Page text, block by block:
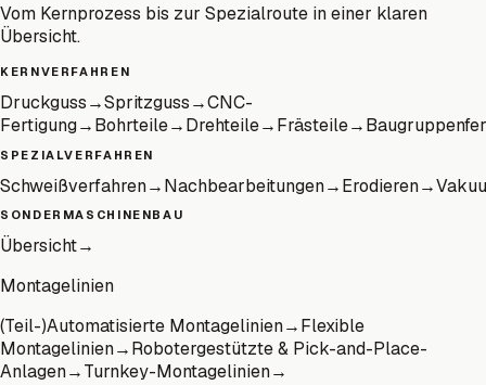
Vom Kernprozess bis zur Spezialroute in einer klaren
Übersicht.
KERNVERFAHREN
Druckguss→Spritzguss→CNC-
Fertigung→Bohrteile→Drehteile→Frästeile→
SPEZIALVERFAHREN
Schweißverfahren→Nachbearbeitungen→Erodieren→
SONDERMASCHINENBAU
Übersicht→
Montagelinien
(Teil-)Automatisierte Montagelinien→Flexible
Montagelinien→Robotergestützte & Pick-and-Place-
Anlagen→Turnkey-Montagelinien→